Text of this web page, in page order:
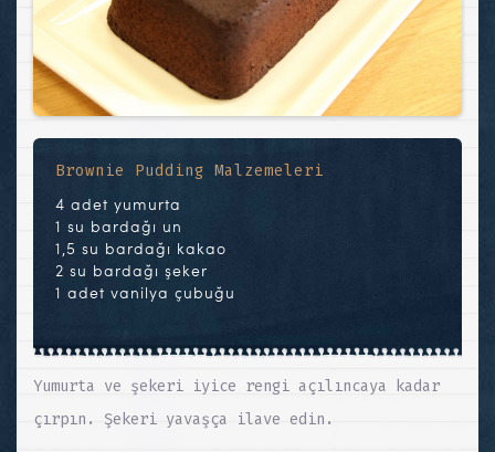
Brownie Pudding Malzemeleri
4 adet yumurta
1 su bardağı un
1,5 su bardağı kakao
2 su bardağı şeker
1 adet vanilya çubuğu
Yumurta ve şekeri iyice rengi açılıncaya kadar
çırpın. Şekeri yavaşça ilave edin.